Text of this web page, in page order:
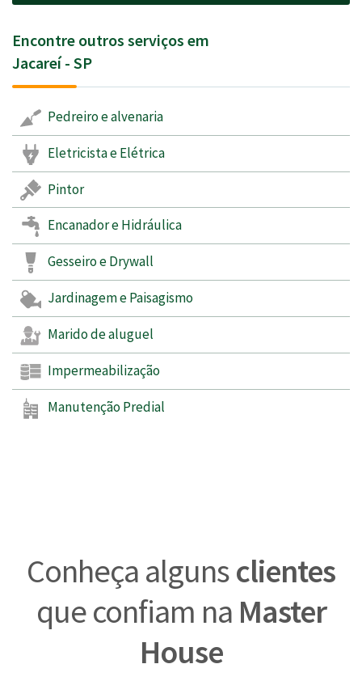
Encontre outros serviços em
Jacareí - SP
Pedreiro e alvenaria
Eletricista e Elétrica
Pintor
Encanador e Hidráulica
Gesseiro e Drywall
Jardinagem e Paisagismo
Marido de aluguel
Impermeabilização
Manutenção Predial
Conheça algunsclientes
que confiam na Master
House